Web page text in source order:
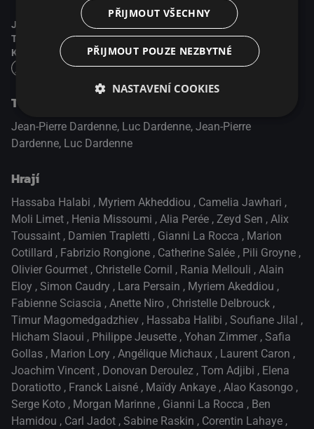
Jazyk:
Francouzsky
Titulky:
Česky
Kvalita obrazu:
Full HD
Tvůrci
Jean-Pierre Dardenne, Luc Dardenne, Jean-Pierre
Dardenne, Luc Dardenne
Hrají
Hassaba Halabi , Myriem Akheddiou , Camelia Jawhari ,
Moli Limet , Henia Missoumi , Alia Perée , Zeyd Sen , Alix
Toussaint , Damien Trapletti , Gianni La Rocca , Marion
Cotillard , Fabrizio Rongione , Catherine Salée , Pili Groyne ,
Olivier Gourmet , Christelle Cornil , Rania Mellouli , Alain
Eloy , Simon Caudry , Lara Persain , Myriem Akeddiou ,
Fabienne Sciascia , Anette Niro , Christelle Delbrouck ,
Timur Magomedgadzhiev , Hassaba Halibi , Soufiane Jilal ,
Hicham Slaoui , Philippe Jeusette , Yohan Zimmer , Safia
Gollas , Marion Lory , Angélique Michaux , Laurent Caron ,
Joachim Vincent , Donovan Deroulez , Tom Adjibi , Elena
Doratiotto , Franck Laisné , Maïdy Ankaye , Alao Kasongo ,
Serge Koto , Morgan Marinne , Gianni La Rocca , Ben
Hamidou , Carl Jadot , Sabine Raskin , Corentin Lahaye ,
PŘIJMOUT VŠECHNY
PŘIJMOUT POUZE NEZBYTNÉ
NASTAVENÍ COOKIES